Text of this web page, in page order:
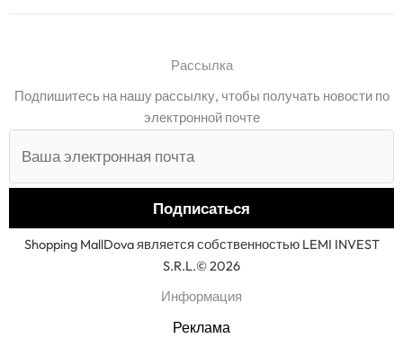
Рассылка
Подпишитесь на нашу рассылку, чтобы получать новости по
электронной почте
Shopping MallDova является собственностью LEMI INVEST
S.R.L.© 2026
Информация
Реклама